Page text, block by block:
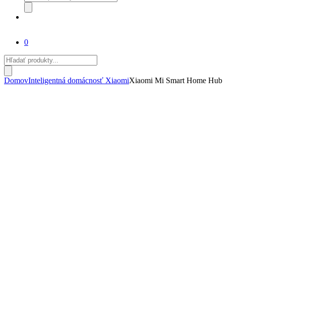
search
0
Products
search
DomovInteligentná domácnosť XiaomiXiaomi Mi Smart Home Hub